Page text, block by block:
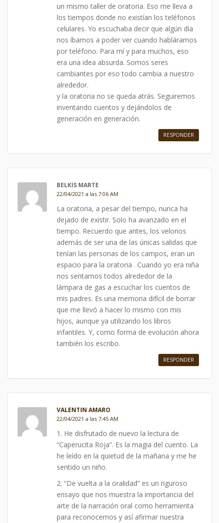
un mismo taller de oratoria. Eso me lleva a
los tiempos donde no existían los teléfonos
celulares. Yo escuchaba decir que algún día
nos íbamos a poder ver cuando habláramos
por teléfono. Para mí y para muchos, eso
era una idea absurda. Somos seres
cambiantes por eso todo cambia a nuestro
alrededor.
y la oratoria no se queda atrás. Seguiremos
inventando cuentos y dejándolos de
generación en generación.
RESPONDER
BELKIS MARTE
22/04/2021 a las 7:06 AM
La oratoria, a pesar del tiempo, nunca ha
dejado de existir. Solo ha avanzado en el
tiempo. Recuerdo que antes, los velorios
además de ser una de las únicas salidas que
tenían las personas de los campos, eran un
espacio para la oratoria . Cuando yo era niña
nos sentamos todos alrededor de la
lámpara de gas a escuchar los cuentos de
mis padres. Es una memoria difícil de borrar
que me llevó a hacer lo mismo con mis
hijos, aunque ya utilizando los libros
infantiles. Y, como forma de evolución ahora
también los escribo.
RESPONDER
VALENTIN AMARO
22/04/2021 a las 7:45 AM
1. He disfrutado de nuevo la lectura de
“Caperucita Roja”. Es la magia del cuento. La
he leído en la quietud de la mañana y me he
sentido un niño.
2. “De vuelta a la oralidad” es un riguroso
ensayo que nos muestra la importancia del
arte de la narración oral como herramienta
para reconocernos y así afirmar nuestra